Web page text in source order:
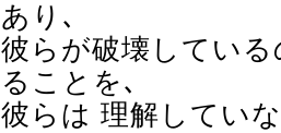
あり､
彼らが破壊してい
ることを､
彼らは 理解してい